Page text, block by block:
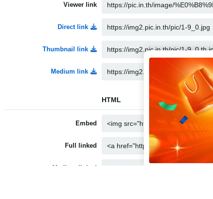
Viewer link
Direct link
Thumbnail link
Medium link
HTML
Embed
Full linked
Medium linked